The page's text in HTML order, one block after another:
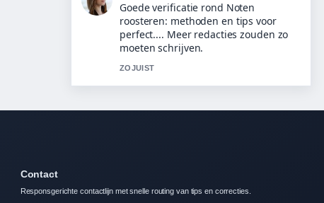
Sterke duiding rond Snowboard 2026
Olympische Spelen – programma
&#038;.... Dit is de duidelijkste
samenvatting die ik vandaag heb
Contact